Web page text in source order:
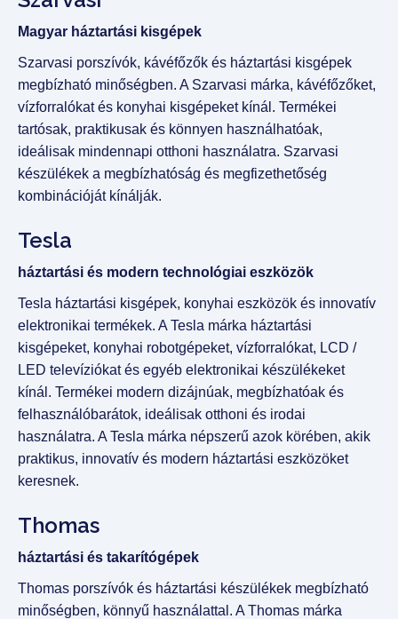
Magyar háztartási kisgépek
Szarvasi porszívók, kávéfőzők és háztartási kisgépek
megbízható minőségben. A Szarvasi márka, kávéfőzőket,
vízforralókat és konyhai kisgépeket kínál. Termékei
tartósak, praktikusak és könnyen használhatóak,
ideálisak mindennapi otthoni használatra. Szarvasi
készülékek a megbízhatóság és megfizethetőség
kombinációját kínálják.
Tesla
háztartási és modern technológiai eszközök
Tesla háztartási kisgépek, konyhai eszközök és innovatív
elektronikai termékek. A Tesla márka háztartási
kisgépeket, konyhai robotgépeket, vízforralókat, LCD /
LED televíziókat és egyéb elektronikai készülékeket
kínál. Termékei modern dizájnúak, megbízhatóak és
felhasználóbarátok, ideálisak otthoni és irodai
használatra. A Tesla márka népszerű azok körében, akik
praktikus, innovatív és modern háztartási eszközöket
keresnek.
Thomas
háztartási és takarítógépek
Thomas porszívók és háztartási készülékek megbízható
minőségben, könnyű használattal. A Thomas márka